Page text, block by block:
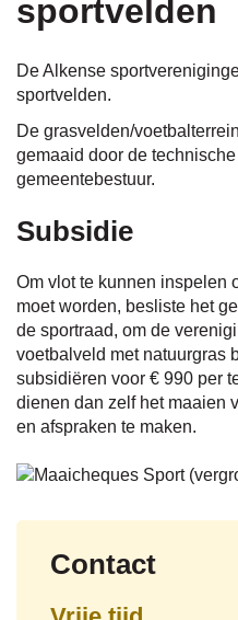
sportvelden
De Alkense
sportvelden.
De grasvelden/
gemaaid door de
gemeentebestuur.
Subsidie
Om vlot te kunnen inspelen
moet worden, besliste het
de sportraad, om de
voetbalveld met natuurgras
subsidiëren voor € 990 per
dienen dan zelf het maaien
en afspraken te maken.
Contact